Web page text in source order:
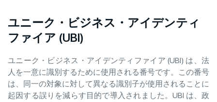
ユニーク・ビジネス・アイデンティ
ファイア (UBI)
ユニーク・ビジネス・アイデンティファイア (UBI) は、法
人を一意に識別するために使用される番号です。この番号
は、同一の対象に対して異なる識別子が使用されることに
起因する誤りを減らす目的で導入されました。UBI は、政